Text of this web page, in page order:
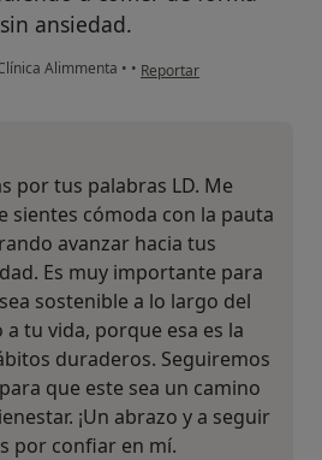
ansiedad.
Alimmenta • • en opinión del usuario LD
Reportar
por tus palabras LD. Me
sientes cómoda con la pauta
avanzar hacia tus
Es muy importante para
sostenible a lo largo del
tu vida, porque esa es la
duraderos. Seguiremos
que este sea un camino
¡Un abrazo y a seguir
por confiar en mí.